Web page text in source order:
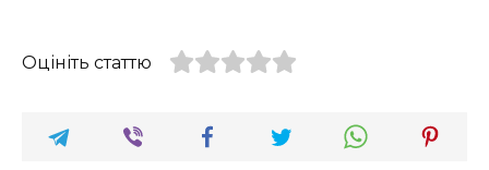
Оцініть статтю